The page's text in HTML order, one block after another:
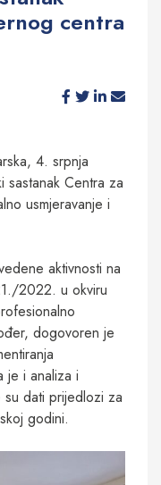
centra
4. srpnja
Centra za
usmjeravanje i
aktivnosti na
2022. u okviru
dogovoren je
je i analiza i
su dati prijedlozi za
godini.